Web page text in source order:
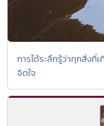
การได้ระลึกรู้ว่าทุกสิ่งที่
จิตใจ